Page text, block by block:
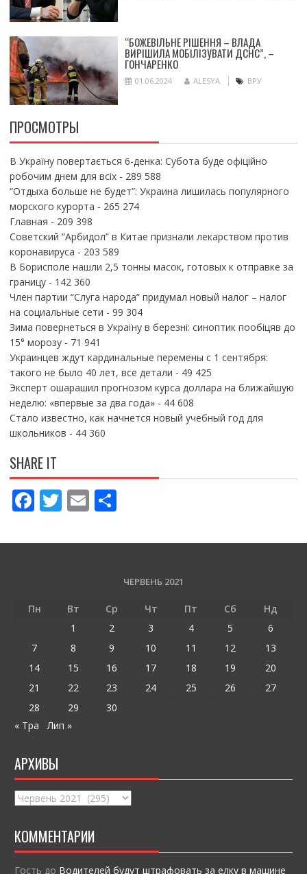
“БОЖЕВІЛЬНЕ РІШЕННЯ – ВЛАДА
ВИРІШИЛА МОБІЛІЗУВАТИ ДСНС”, –
ГОНЧАРЕНКО
01.06.2024 ALESYA ВРУ
ПРОСМОТРЫ
В Україну повертається 6-денка: Субота буде офіційно
робочим днем для всіх- 289 588
“Отдыха больше не будет”: Украина лишилась популярного
морского курорта - 265 274
Главная - 209 398
Советский “Арбидол” в Китае признали лекарством против
коронавируса - 203 589
В Борисполе нашли 2,5 тонны масок, готовых к отправке за
границу- 142 360
Член партии “Слуга народа” придумал новый налог – налог
на социальные сети - 99 304
Зима повернеться в Україну в березні: синоптик пообіцяв до
15° морозу- 71 941
Украинцев ждут кардинальные перемены с 1 сентября:
такого не было 40 лет, все детали - 49 425
Эксперт ошарашил прогнозом курса доллара на ближайшую
неделю: «впервые за два года»- 44 608
Стало известно, как начнется новый учебный год для
школьников - 44 360
SHARE IT
F
e
o
T
itt
E
ai
П
ді
и
т
ЧЕРВЕНЬ 2021
Пн Вт Ср Чт Пт Сб
Нд
1
2 3 4 5
6
7
8 9 10 11 12
13
14
15 16 17 18 19
20
21
22 23 24 25 26
27
28
29
30
« Тра
Лип »
АРХИВЫ
Архивы
КОММЕНТАРИИ
Гость до Водителей будут штрафовать за елку в машине